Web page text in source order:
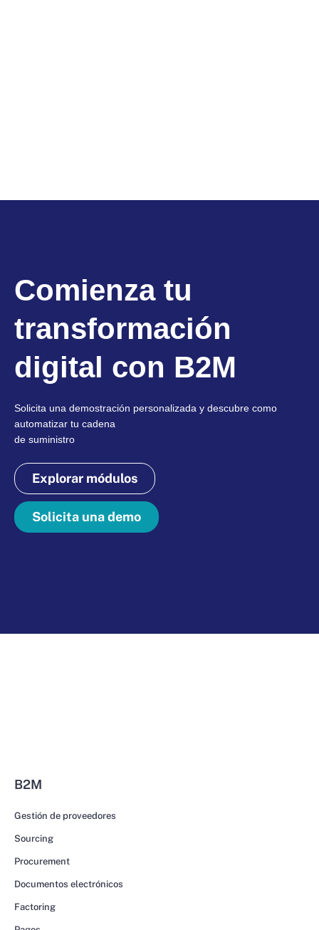
Comienza tu
transformación
digital con B2M
Solicita una demostración personalizada y descubre como
automatizar tu cadena
de suministro
Explorar módulos
Solicita una demo
B2M
Gestión de proveedores
Sourcing
Procurement
Documentos electrónicos
Factoring